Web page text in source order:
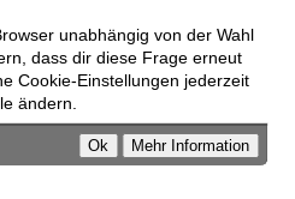
unabhängig von der Wahl
dass dir diese Frage erneut
Cookie-Einstellungen jederzeit
ändern.